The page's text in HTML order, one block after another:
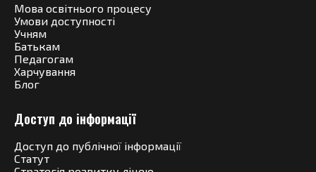
Мова освітнього процесу
Умови доступності
Учням
Батькам
Педагогам
Харчування
Блог
Доступ до інформації
Доступ до публічної інформації
Статут